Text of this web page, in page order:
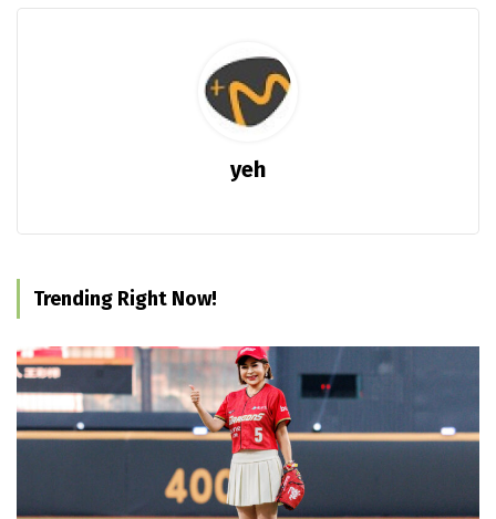
yeh
Trending Right Now!